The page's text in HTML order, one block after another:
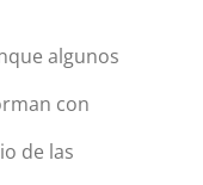
algunos
con
de las